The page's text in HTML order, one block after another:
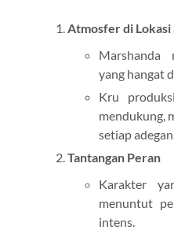
Atmosfer di Lokasi
Marshanda
yang hangat
Kru
mendukung,
setiap
Tantangan Peran
Karakter
menuntut
intens.